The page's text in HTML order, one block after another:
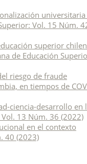
universitaria
Vol. 15 Núm.
superior
de Educación
riesgo de fraude
en tiempos de
ciencia-desarrollo en
13 Núm. 36 (2022)
en el contexto
40 (2023)